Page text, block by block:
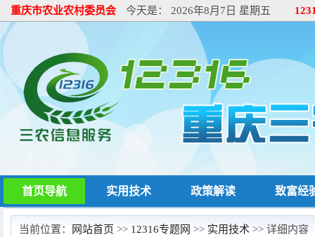
重庆市农业农村委员会 今天是： 2026年8月7日 星期五
首页导航 实用技术 政策解读 致富经
当前位置： 网站首页 >> 12316专题网 >> 实用技术 >> 详细内容